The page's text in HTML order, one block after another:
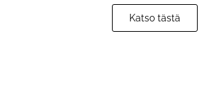
Katso tästä